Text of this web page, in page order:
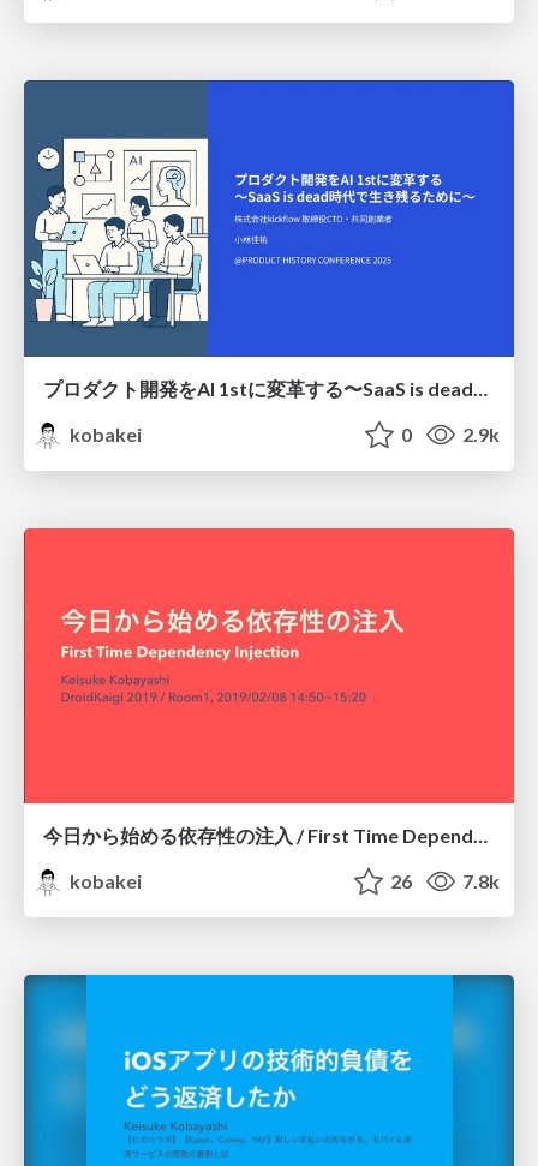
kobakei
0 2.9k
今日から始める依存性の注入 / First Time Dependency Injection
kobakei
26 7.8k